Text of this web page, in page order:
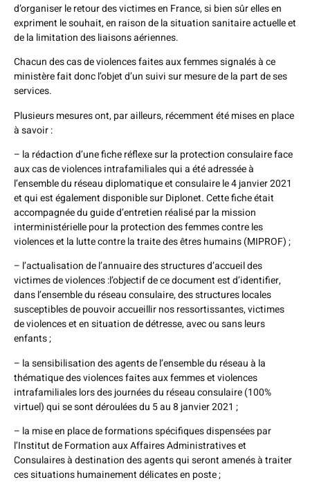
d’organiser le retour des victimes en France, si bien sûr elles en
expriment le souhait, en raison de la situation sanitaire actuelle et
de la limitation des liaisons aériennes.
Chacun des cas de violences faites aux femmes signalés à ce
ministère fait donc l’objet d’un suivi sur mesure de la part de ses
services.
Plusieurs mesures ont, par ailleurs, récemment été mises en place
à savoir :
– la rédaction d’une fiche réflexe sur la protection consulaire face
aux cas de violences intrafamiliales qui a été adressée à
l’ensemble du réseau diplomatique et consulaire le 4 janvier 2021
et qui est également disponible sur Diplonet. Cette fiche était
accompagnée du guide d’entretien réalisé par la mission
interministérielle pour la protection des femmes contre les
violences et la lutte contre la traite des êtres humains (MIPROF) ;
– l’actualisation de l’annuaire des structures d’accueil des
victimes de violences :l’objectif de ce document est d’identifier,
dans l’ensemble du réseau consulaire, des structures locales
susceptibles de pouvoir accueillir nos ressortissantes, victimes
de violences et en situation de détresse, avec ou sans leurs
enfants ;
– la sensibilisation des agents de l’ensemble du réseau à la
thématique des violences faites aux femmes et violences
intrafamiliales lors des journées du réseau consulaire (100%
virtuel) qui se sont déroulées du 5 au 8 janvier 2021 ;
– la mise en place de formations spécifiques dispensées par
l’Institut de Formation aux Affaires Administratives et
Consulaires à destination des agents qui seront amenés à traiter
ces situations humainement délicates en poste ;